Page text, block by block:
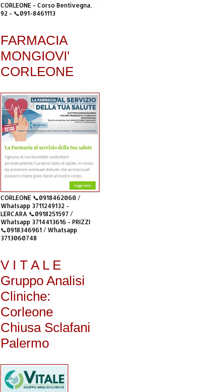
CORLEONE - Corso Bentivegna,
92 - 📞091-8461113
FARMACIA
MONGIOVI'
CORLEONE
CORLEONE 📞0918462060 /
Whatsapp 3711249132 -
LERCARA 📞0918251597 /
Whatsapp 3714413616 - PRIZZI
📞0918346961 / Whatsapp
3713060748
V I T A L E
Gruppo Analisi
Cliniche:
Corleone
Chiusa Sclafani
Palermo